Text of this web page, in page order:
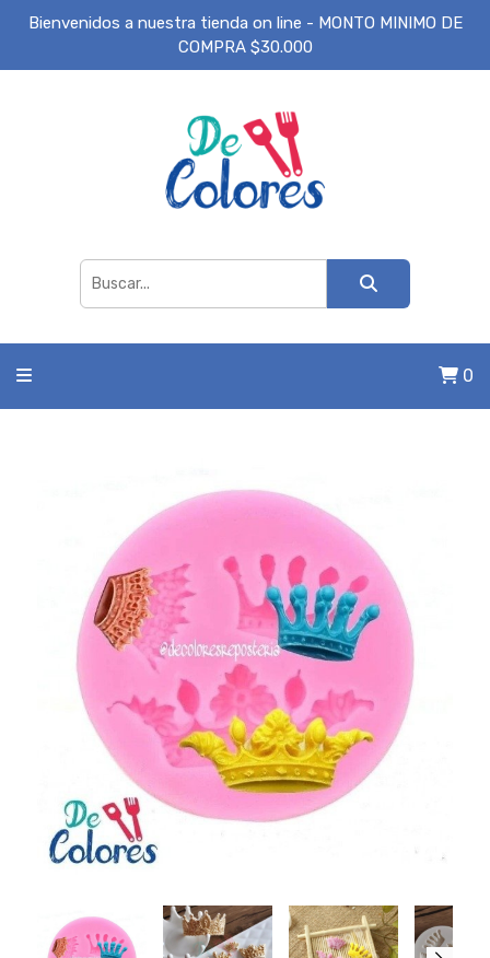
Bienvenidos a nuestra tienda on line - MONTO MINIMO DE
COMPRA $30.000
0